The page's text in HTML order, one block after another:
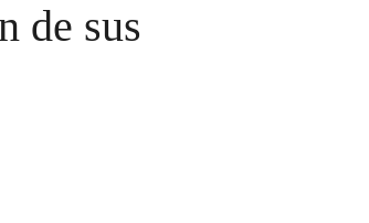
de sus